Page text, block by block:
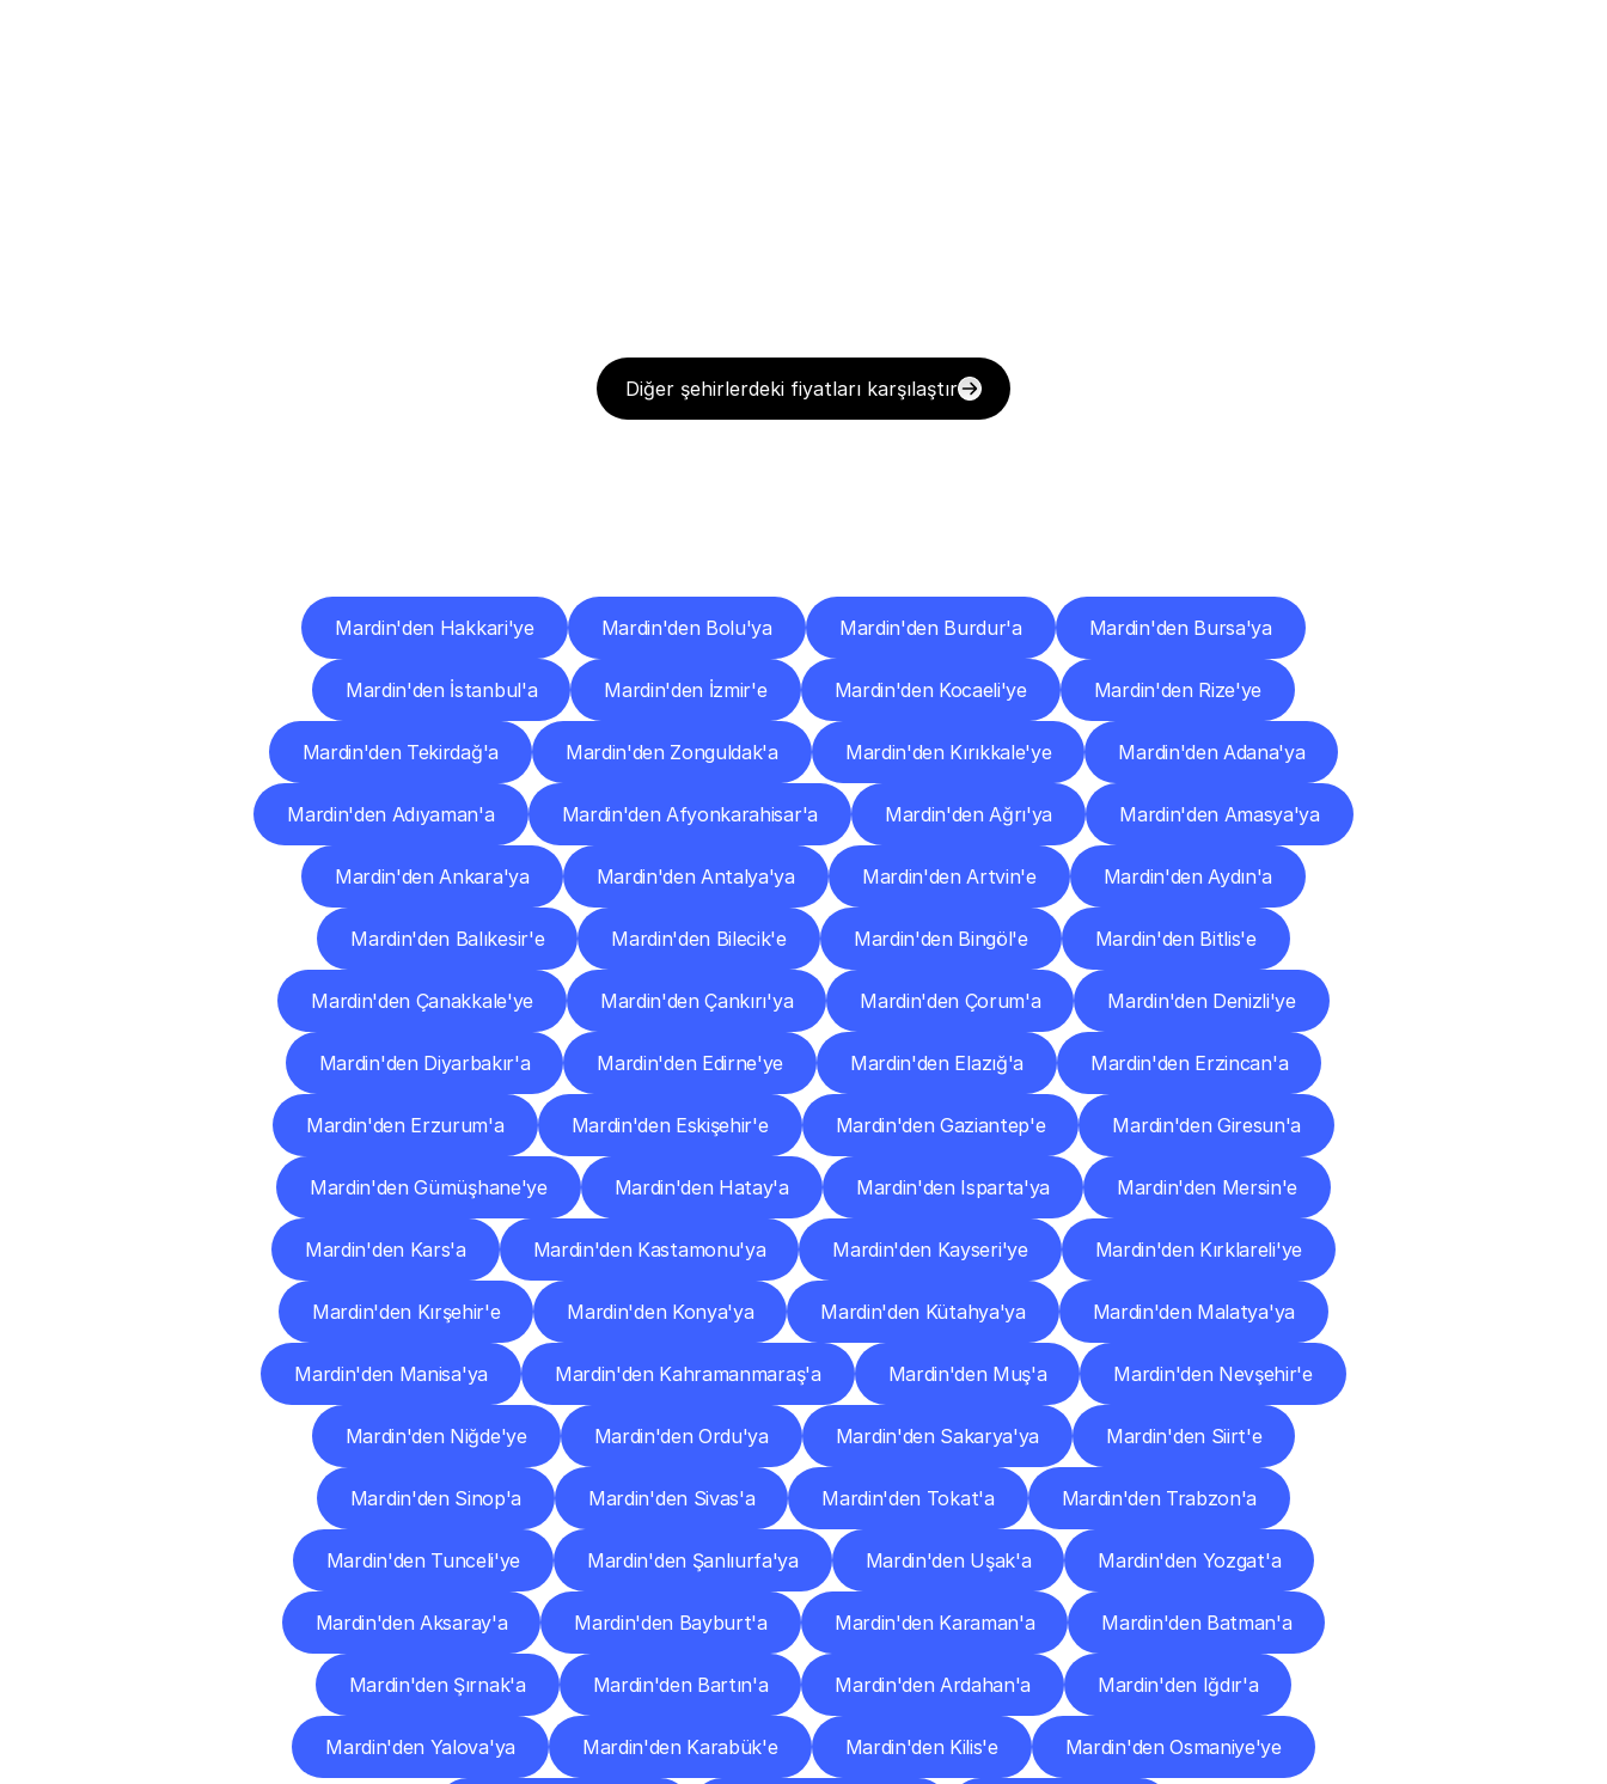
Diğer şehirlerdeki fiyatları karşılaştır
Mardin'den Hakkari'ye Mardin'den Bolu'ya Mardin'den Burdur'a Mardin'den Bursa'ya
Mardin'den İstanbul'a Mardin'den İzmir'e Mardin'den Kocaeli'ye Mardin'den Rize'ye
Mardin'den Tekirdağ'a Mardin'den Zonguldak'a Mardin'den Kırıkkale'ye Mardin'den Adana'ya
Mardin'den Adıyaman'a Mardin'den Afyonkarahisar'a Mardin'den Ağrı'ya Mardin'den Amasya'ya
Mardin'den Ankara'ya Mardin'den Antalya'ya Mardin'den Artvin'e Mardin'den Aydın'a
Mardin'den Balıkesir'e Mardin'den Bilecik'e Mardin'den Bingöl'e Mardin'den Bitlis'e
Mardin'den Çanakkale'ye Mardin'den Çankırı'ya Mardin'den Çorum'a Mardin'den Denizli'ye
Mardin'den Diyarbakır'a Mardin'den Edirne'ye Mardin'den Elazığ'a Mardin'den Erzincan'a
Mardin'den Erzurum'a Mardin'den Eskişehir'e Mardin'den Gaziantep'e Mardin'den Giresun'a
Mardin'den Gümüşhane'ye Mardin'den Hatay'a Mardin'den Isparta'ya Mardin'den Mersin'e
Mardin'den Kars'a Mardin'den Kastamonu'ya Mardin'den Kayseri'ye Mardin'den Kırklareli'ye
Mardin'den Kırşehir'e Mardin'den Konya'ya Mardin'den Kütahya'ya Mardin'den Malatya'ya
Mardin'den Manisa'ya Mardin'den Kahramanmaraş'a Mardin'den Muş'a Mardin'den Nevşehir'e
Mardin'den Niğde'ye Mardin'den Ordu'ya Mardin'den Sakarya'ya Mardin'den Siirt'e
Mardin'den Sinop'a Mardin'den Sivas'a Mardin'den Tokat'a Mardin'den Trabzon'a
Mardin'den Tunceli'ye Mardin'den Şanlıurfa'ya Mardin'den Uşak'a Mardin'den Yozgat'a
Mardin'den Aksaray'a Mardin'den Bayburt'a Mardin'den Karaman'a Mardin'den Batman'a
Mardin'den Şırnak'a Mardin'den Bartın'a Mardin'den Ardahan'a Mardin'den Iğdır'a
Mardin'den Yalova'ya Mardin'den Karabük'e Mardin'den Kilis'e Mardin'den Osmaniye'ye